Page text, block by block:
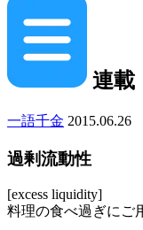
連載
一語千金 2015.06.26
過剰流動性
[excess liquidity]
料理の食べ過ぎにご